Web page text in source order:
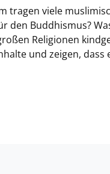
tragen viele
den Buddhismus?
Religionen
und zeigen, dass